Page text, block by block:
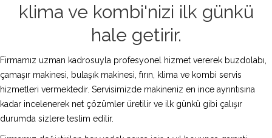
klima ve kombi'nizi ilk günkü
hale getirir.
Firmamız uzman kadrosuyla profesyonel hizmet vererek buzdolabı,
çamaşır makinesi, bulaşık makinesi, fırın, klima ve kombi servis
hizmetleri vermektedir. Servisimizde makineniz en ince ayrıntısına
kadar incelenerek net çözümler üretilir ve ilk günkü gibi çalışır
durumda sizlere teslim edilir.